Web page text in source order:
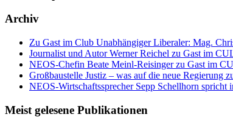
Archiv
Zu Gast im Club Unabhängiger Liberaler: Mag.
Journalist und Autor Werner Reichel zu Gast im
NEOS-Chefin Beate Meinl-Reisinger zu Gast im
Großbaustelle Justiz – was auf die neue Regierung
NEOS-Wirtschaftssprecher Sepp Schellhorn
Meist gelesene Publikationen